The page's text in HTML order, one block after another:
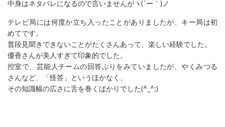
中身はネタバレになるので言いませんがヽ(´ー｀)ノ
テレビ局には何度か立ち入ったことがありましたが、キー局は初
めてです。
普段見聞きできないことがたくさんあって、楽しい経験でした。
優香さんが美人すぎて印象的でした。
控室で、芸能人チームの回答ぶりをみていましたが、やくみつる
さんなど、「怪答」というほかなく、
その知識幅の広さに舌を巻くばかりでした(^_^;)